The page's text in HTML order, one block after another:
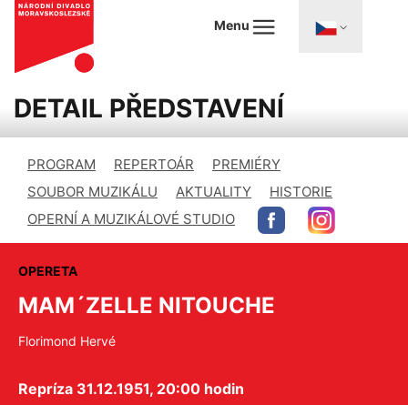
Menu
DETAIL PŘEDSTAVENÍ
PROGRAM REPERTOÁR
PREMIÉRY
SOUBOR MUZIKÁLU
AKTUALITY
HISTORIE
OPERNÍ A MUZIKÁLOVÉ STUDIO
OPERETA
MAM´ZELLE NITOUCHE
Florimond Hervé
Repríza 31.12.1951, 20:00 hodin